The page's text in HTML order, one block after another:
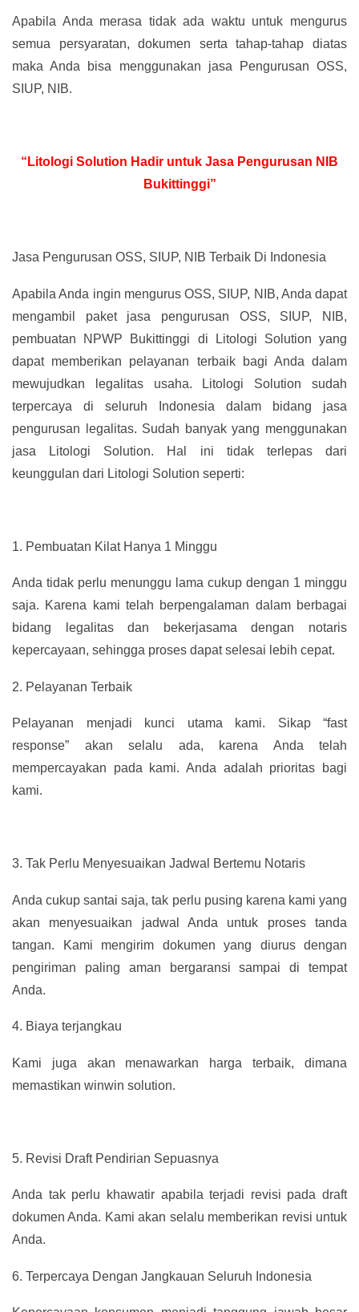
Apabila Anda merasa tidak ada waktu untuk mengurus
semua persyaratan, dokumen serta tahap-tahap diatas
maka Anda bisa menggunakan jasa Pengurusan OSS,
SIUP, NIB.
“Litologi Solution Hadir untuk Jasa Pengurusan NIB
Bukittinggi”
Jasa Pengurusan OSS, SIUP, NIB Terbaik Di Indonesia
Apabila Anda ingin mengurus OSS, SIUP, NIB, Anda dapat
mengambil paket jasa pengurusan OSS, SIUP, NIB,
pembuatan NPWP Bukittinggi di Litologi Solution yang
dapat memberikan pelayanan terbaik bagi Anda dalam
mewujudkan legalitas usaha. Litologi Solution sudah
terpercaya di seluruh Indonesia dalam bidang jasa
pengurusan legalitas. Sudah banyak yang menggunakan
jasa Litologi Solution. Hal ini tidak terlepas dari
keunggulan dari Litologi Solution seperti:
1. Pembuatan Kilat Hanya 1 Minggu
Anda tidak perlu menunggu lama cukup dengan 1 minggu
saja. Karena kami telah berpengalaman dalam berbagai
bidang legalitas dan bekerjasama dengan notaris
kepercayaan, sehingga proses dapat selesai lebih cepat.
2. Pelayanan Terbaik
Pelayanan menjadi kunci utama kami. Sikap “fast
response” akan selalu ada, karena Anda telah
mempercayakan pada kami. Anda adalah prioritas bagi
kami.
3. Tak Perlu Menyesuaikan Jadwal Bertemu Notaris
Anda cukup santai saja, tak perlu pusing karena kami yang
akan menyesuaikan jadwal Anda untuk proses tanda
tangan. Kami mengirim dokumen yang diurus dengan
pengiriman paling aman bergaransi sampai di tempat
Anda.
4. Biaya terjangkau
Kami juga akan menawarkan harga terbaik, dimana
memastikan winwin solution.
5. Revisi Draft Pendirian Sepuasnya
Anda tak perlu khawatir apabila terjadi revisi pada draft
dokumen Anda. Kami akan selalu memberikan revisi untuk
Anda.
6. Terpercaya Dengan Jangkauan Seluruh Indonesia